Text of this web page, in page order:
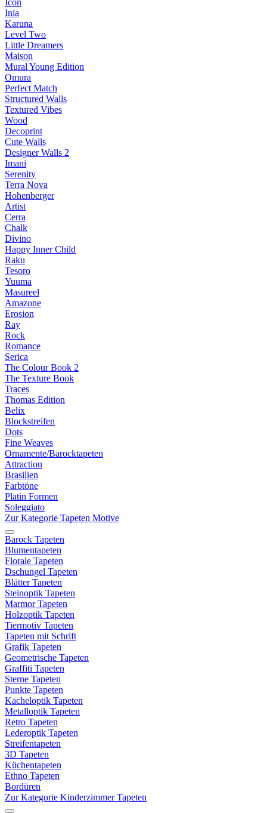
Icon
Inia
Karuna
Level Two
Little Dreamers
Maison
Mural Young Edition
Omura
Perfect Match
Structured Walls
Textured Vibes
Wood
Decoprint
Cute Walls
Designer Walls 2
Imani
Serenity
Terra Nova
Hohenberger
Artist
Cerra
Chalk
Divino
Happy Inner Child
Raku
Tesoro
Yuuma
Masureel
Amazone
Erosion
Ray
Rock
Romance
Serica
The Colour Book 2
The Texture Book
Traces
Thomas Edition
Belix
Blockstreifen
Dots
Fine Weaves
Ornamente/Barocktapeten
Attraction
Brasilien
Farbtöne
Platin Formen
Soleggiato
Zur Kategorie Tapeten Motive
Barock Tapeten
Blumentapeten
Florale Tapeten
Dschungel Tapeten
Blätter Tapeten
Steinoptik Tapeten
Marmor Tapeten
Holzoptik Tapeten
Tiermotiv Tapeten
Tapeten mit Schrift
Grafik Tapeten
Geometrische Tapeten
Graffiti Tapeten
Sterne Tapeten
Punkte Tapeten
Kacheloptik Tapeten
Metalloptik Tapeten
Retro Tapeten
Lederoptik Tapeten
Streifentapeten
3D Tapeten
Küchentapeten
Ethno Tapeten
Bordüren
Zur Kategorie Kinderzimmer Tapeten